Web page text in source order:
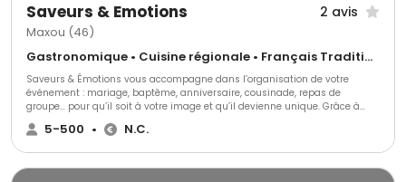
Saveurs & Emotions 2 avis
Maxou (46)
Gastronomique • Cuisine régionale • Français Traditionnel
Saveurs & Émotions vous accompagne dans l’organisation de votre
événement : mariage, baptême, anniversaire, cousinade, repas de
groupe… pour qu’il soit à votre image et qu’il devienne unique. Grâce à
notre savoir-faire et notre imagination, nous vous conseillerons pour
construire ensemble votre projet selon vos envies et votre budget. Un
5-500 • N.C.